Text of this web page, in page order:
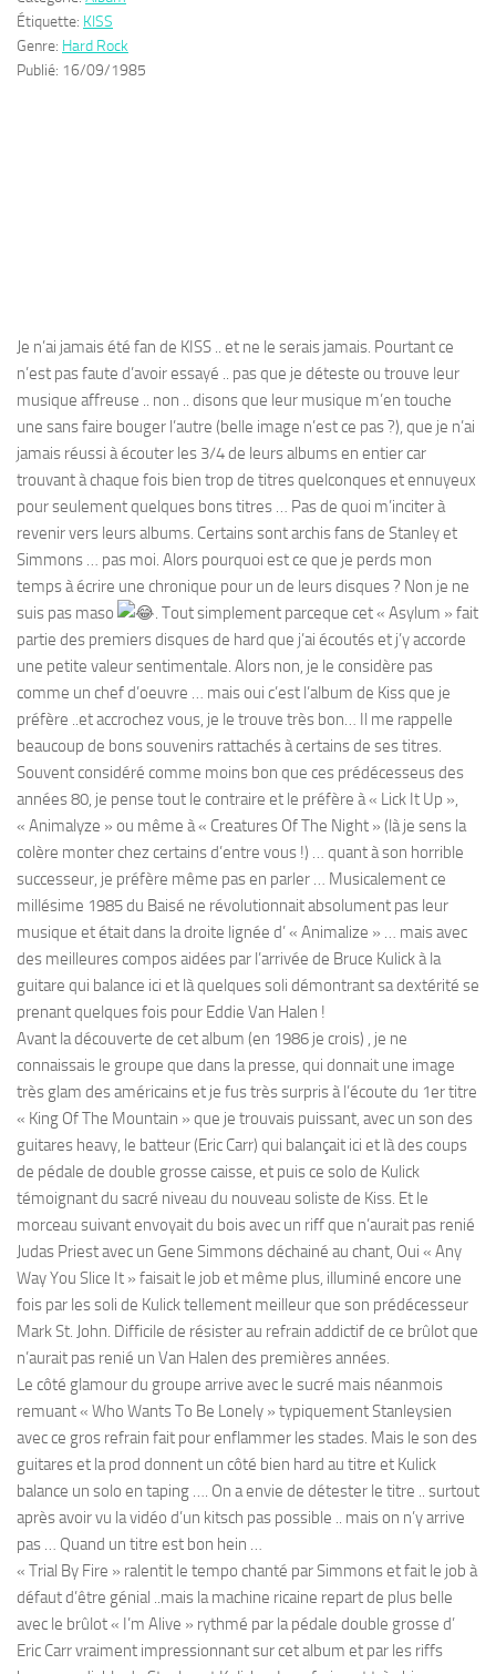
Étiquette: KISS
Genre: Hard Rock
Publié: 16/09/1985
Je n’ai jamais été fan de KISS .. et ne le serais jamais. Pourtant ce
n’est pas faute d’avoir essayé .. pas que je déteste ou trouve leur
musique affreuse .. non .. disons que leur musique m’en touche
une sans faire bouger l’autre (belle image n’est ce pas ?), que je n’ai
jamais réussi à écouter les 3/4 de leurs albums en entier car
trouvant à chaque fois bien trop de titres quelconques et ennuyeux
pour seulement quelques bons titres … Pas de quoi m’inciter à
revenir vers leurs albums. Certains sont archis fans de Stanley et
Simmons … pas moi. Alors pourquoi est ce que je perds mon
temps à écrire une chronique pour un de leurs disques ? Non je ne
suis pas maso
. Tout simplement parceque cet « Asylum » fait
partie des premiers disques de hard que j’ai écoutés et j’y accorde
une petite valeur sentimentale. Alors non, je le considère pas
comme un chef d’oeuvre … mais oui c’est l’album de Kiss que je
préfère ..et accrochez vous, je le trouve très bon… Il me rappelle
beaucoup de bons souvenirs rattachés à certains de ses titres.
Souvent considéré comme moins bon que ces prédécesseus des
années 80, je pense tout le contraire et le préfère à « Lick It Up »,
« Animalyze » ou même à « Creatures Of The Night » (là je sens la
colère monter chez certains d’entre vous !) … quant à son horrible
successeur, je préfère même pas en parler … Musicalement ce
millésime 1985 du Baisé ne révolutionnait absolument pas leur
musique et était dans la droite lignée d’ « Animalize » … mais avec
des meilleures compos aidées par l’arrivée de Bruce Kulick à la
guitare qui balance ici et là quelques soli démontrant sa dextérité se
prenant quelques fois pour Eddie Van Halen !
Avant la découverte de cet album (en 1986 je crois) , je ne
connaissais le groupe que dans la presse, qui donnait une image
très glam des américains et je fus très surpris à l’écoute du 1er titre
« King Of The Mountain » que je trouvais puissant, avec un son des
guitares heavy, le batteur (Eric Carr) qui balançait ici et là des coups
de pédale de double grosse caisse, et puis ce solo de Kulick
témoignant du sacré niveau du nouveau soliste de Kiss. Et le
morceau suivant envoyait du bois avec un riff que n’aurait pas renié
Judas Priest avec un Gene Simmons déchainé au chant, Oui « Any
Way You Slice It » faisait le job et même plus, illuminé encore une
fois par les soli de Kulick tellement meilleur que son prédécesseur
Mark St. John. Difficile de résister au refrain addictif de ce brûlot que
n’aurait pas renié un Van Halen des premières années.
Le côté glamour du groupe arrive avec le sucré mais néanmois
remuant « Who Wants To Be Lonely » typiquement Stanleysien
avec ce gros refrain fait pour enflammer les stades. Mais le son des
guitares et la prod donnent un côté bien hard au titre et Kulick
balance un solo en taping …. On a envie de détester le titre .. surtout
après avoir vu la vidéo d’un kitsch pas possible .. mais on n’y arrive
pas … Quand un titre est bon hein …
« Trial By Fire » ralentit le tempo chanté par Simmons et fait le job à
défaut d’être génial ..mais la machine ricaine repart de plus belle
avec le brûlot « I’m Alive » rythmé par la pédale double grosse d’
Eric Carr vraiment impressionnant sur cet album et par les riffs